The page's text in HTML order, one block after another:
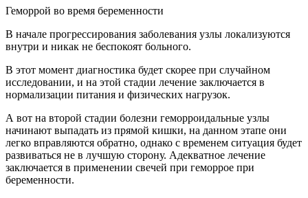
Геморрой во время беременности
В начале прогрессирования заболевания узлы локализуются
внутри и никак не беспокоят больного.
В этот момент диагностика будет скорее при случайном
исследовании, и на этой стадии лечение заключается в
нормализации питания и физических нагрузок.
А вот на второй стадии болезни геморроидальные узлы
начинают выпадать из прямой кишки, на данном этапе они
легко вправляются обратно, однако с временем ситуация будет
развиваться не в лучшую сторону. Адекватное лечение
заключается в применении свечей при геморрое при
беременности.